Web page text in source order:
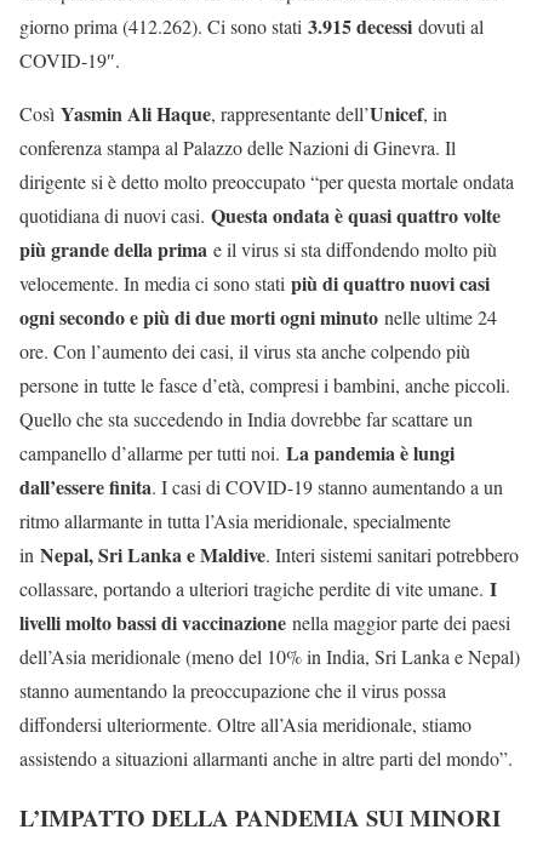
giorno prima (412.262). Ci sono stati 3.915 decessi dovuti al
COVID-19″.
Così Yasmin Ali Haque, rappresentante dell’Unicef, in
conferenza stampa al Palazzo delle Nazioni di Ginevra. Il
dirigente si è detto molto preoccupato “per questa mortale ondata
quotidiana di nuovi casi. Questa ondata è quasi quattro volte
più grande della prima e il virus si sta diffondendo molto più
velocemente. In media ci sono stati più di quattro nuovi casi
ogni secondo e più di due morti ogni minuto nelle ultime 24
ore. Con l’aumento dei casi, il virus sta anche colpendo più
persone in tutte le fasce d’età, compresi i bambini, anche piccoli.
Quello che sta succedendo in India dovrebbe far scattare un
campanello d’allarme per tutti noi. La pandemia è lungi
dall’essere finita. I casi di COVID-19 stanno aumentando a un
ritmo allarmante in tutta l’Asia meridionale, specialmente
in Nepal, Sri Lanka e Maldive. Interi sistemi sanitari potrebbero
collassare, portando a ulteriori tragiche perdite di vite umane. I
livelli molto bassi di vaccinazione nella maggior parte dei paesi
dell’Asia meridionale (meno del 10% in India, Sri Lanka e Nepal)
stanno aumentando la preoccupazione che il virus possa
diffondersi ulteriormente. Oltre all’Asia meridionale, stiamo
assistendo a situazioni allarmanti anche in altre parti del mondo”.
L’IMPATTO DELLA PANDEMIA SUI MINORI